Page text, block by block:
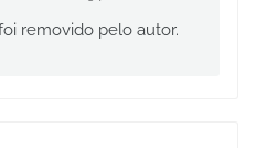
removido pelo autor.